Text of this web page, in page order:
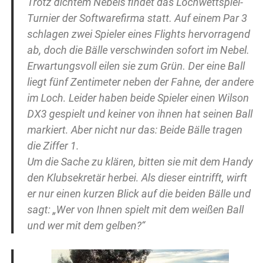
Turnier der Softwarefirma statt. Auf einem Par 3
schlagen zwei Spieler eines Flights hervorragend
ab, doch die Bälle verschwinden sofort im Nebel.
Erwartungsvoll eilen sie zum Grün. Der eine Ball
liegt fünf Zentimeter neben der Fahne, der andere
im Loch. Leider haben beide Spieler einen Wilson
DX3 gespielt und keiner von ihnen hat seinen Ball
markiert. Aber nicht nur das: Beide Bälle tragen
die Ziffer 1.
Um die Sache zu klären, bitten sie mit dem Handy
den Klubsekretär herbei. Als dieser eintrifft, wirft
er nur einen kurzen Blick auf die beiden Bälle und
sagt: „Wer von Ihnen spielt mit dem weißen Ball
und wer mit dem gelben?“